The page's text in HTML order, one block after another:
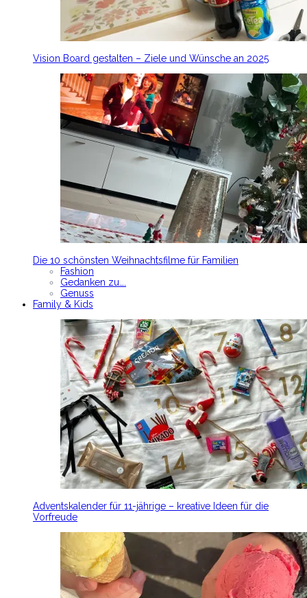
Vision Board gestalten – Ziele und Wünsche an 2025
Die 10 schönsten Weihnachtsfilme für Familien
Fashion
Gedanken zu….
Genuss
Family & Kids
Adventskalender für 11-jährige – kreative Ideen für die
Vorfreude